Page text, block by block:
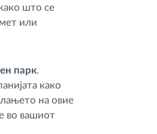
што се
или
парк.
како
на овие
во вашиот